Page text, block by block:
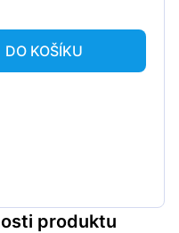
DO KOŠÍKU
produktu